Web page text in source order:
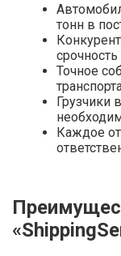
тонн в
Точное
Грузчики
Каждое